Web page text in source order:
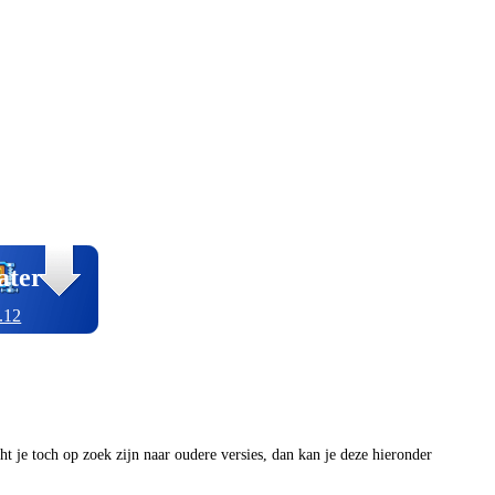
je toch op zoek zijn naar oudere versies, dan kan je deze hieronder